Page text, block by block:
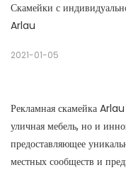
Скамейки с
Arlau
2021-01-05
Рекламная скамейка
уличная мебель, но и
предоставляющее
местных сообществ и